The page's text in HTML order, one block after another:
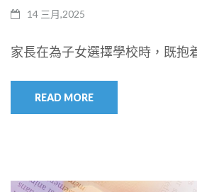
14 三月,2025
家長在為子女選擇學校時，既抱
READ MORE